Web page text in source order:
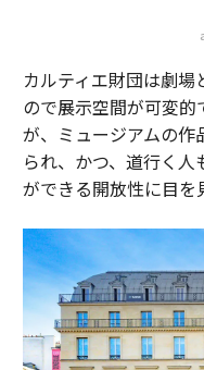
カルティエ財団は劇
ので展示空間が可変
が、ミュージアムの作
られ、かつ、道行く
ができる開放性に目を